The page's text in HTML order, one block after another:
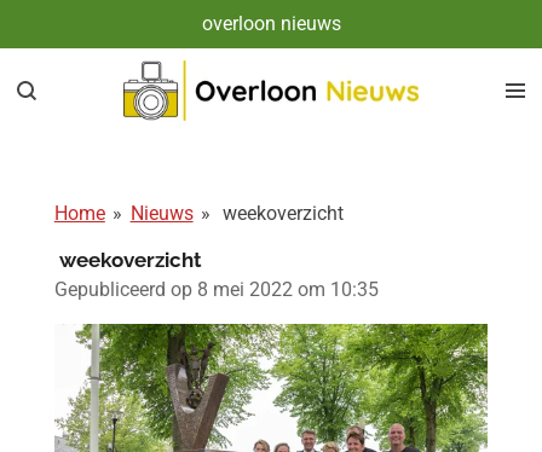
direct
naar
overloon nieuws
Home » Nieuws » weekoverzicht
weekoverzicht
Gepubliceerd op 8 mei 2022 om 10:35